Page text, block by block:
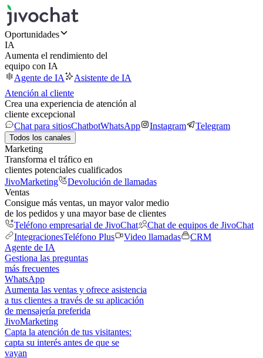
Oportunidades
IA
Aumenta el rendimiento del
equipo con IA
Agente de IA
Asistente de IA
Atención al cliente
Crea una experiencia de atención al
cliente excepcional
Chat para sitiosChatbotWhatsApp Instagram Telegram
Todos los canales
Marketing
Transforma el tráfico en
clientes potenciales cualificados
JivoMarketing
Devolución de llamadas
Ventas
Consigue más ventas, un mayor valor medio
de los pedidos y una mayor base de clientes
Teléfono empresarial de JivoChat
Chat de equipos de JivoChat
IntegracionesTeléfono Plus Video llamadas
CRM
Agente de IA
Gestiona las preguntas
más frecuentes
WhatsApp
Aumenta las ventas y ofrece asistencia
a tus clientes a través de su aplicación
de mensajería preferida
JivoMarketing
Capta la atención de tus visitantes:
capta su interés antes de que se
vayan